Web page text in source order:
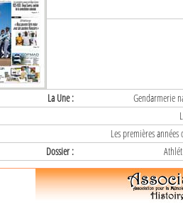
La Une :
Gendarmerie
Les premières
Dossier :